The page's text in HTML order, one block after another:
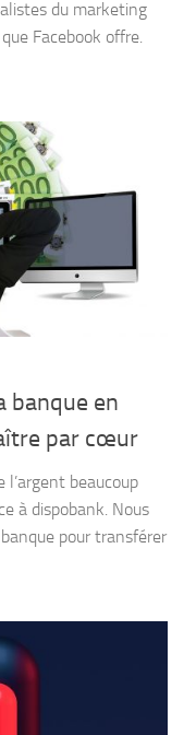
du marketing
Facebook offre.
banque en
par cœur
l’argent beaucoup
à dispobank. Nous
pour transférer